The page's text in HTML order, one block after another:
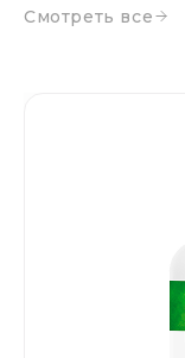
Смотреть все